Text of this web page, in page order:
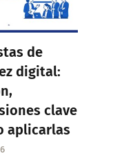
de
digital:
clave
aplicarlas